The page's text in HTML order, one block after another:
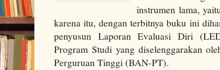
instrumen lama,
karena itu, dengan terbitnya buku ini
penyusun Laporan Evaluasi Diri
Program Studi yang diselenggarakan
Perguruan Tinggi (BAN-PT).